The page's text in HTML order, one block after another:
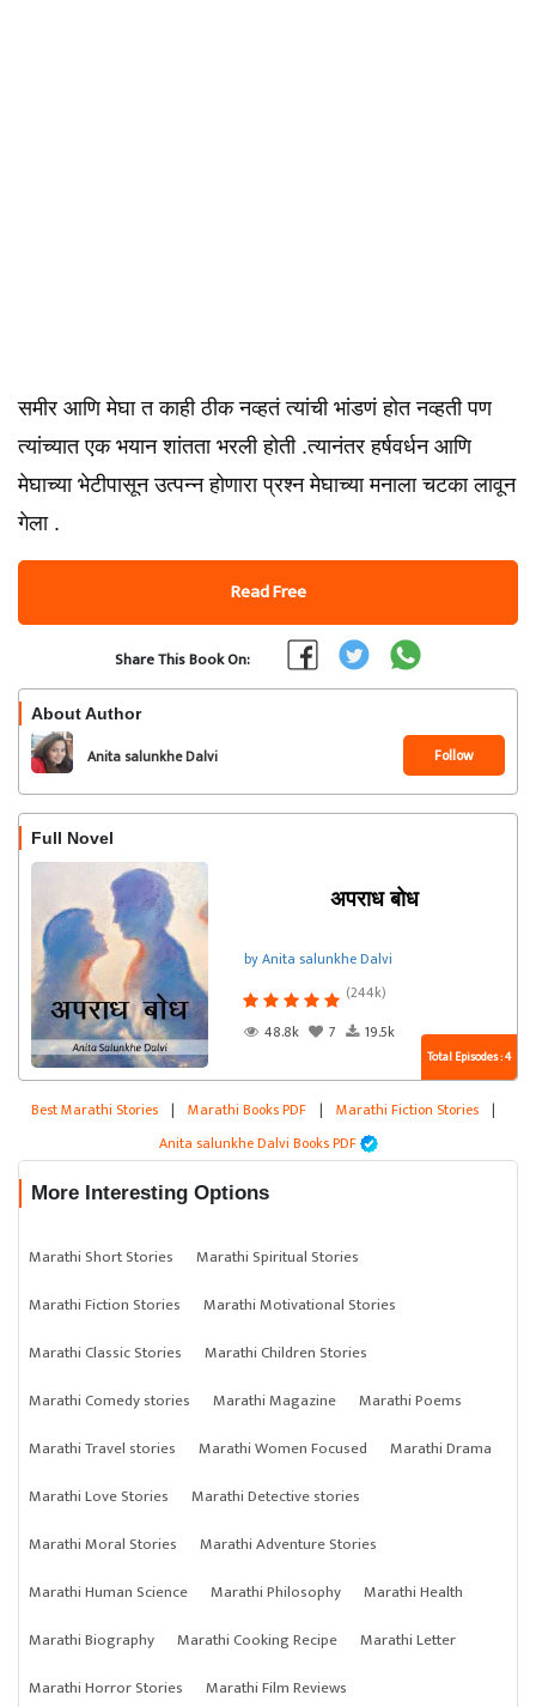
समीर आणि मेघा त काही ठीक नव्हतं त्यांची भांडणं होत नव्हती पण
त्यांच्यात एक भयान शांतता भरली होती .त्यानंतर हर्षवर्धन आणि
मेघाच्या भेटीपासून उत्पन्न होणारा प्रश्न मेघाच्या मनाला चटका लावून
गेला .
Read Free
Share This Book On:
About Author
Anita salunkhe Dalvi Follow
Full Novel
अपराध बोध
by Anita salunkhe Dalvi
(244k)
48.8k
7 19.5k
Total Episodes : 4
Best Marathi Stories | Marathi Books PDF | Marathi Fiction Stories |
Anita salunkhe Dalvi Books PDF
More Interesting Options
Marathi Short Stories
Marathi Spiritual Stories
Marathi Fiction Stories
Marathi Motivational Stories
Marathi Classic Stories
Marathi Children Stories
Marathi Comedy stories
Marathi Magazine
Marathi Poems
Marathi Travel stories
Marathi Women Focused
Marathi Drama
Marathi Love Stories
Marathi Detective stories
Marathi Moral Stories
Marathi Adventure Stories
Marathi Human Science
Marathi Philosophy
Marathi Health
Marathi Biography
Marathi Cooking Recipe
Marathi Letter
Marathi Horror Stories
Marathi Film Reviews